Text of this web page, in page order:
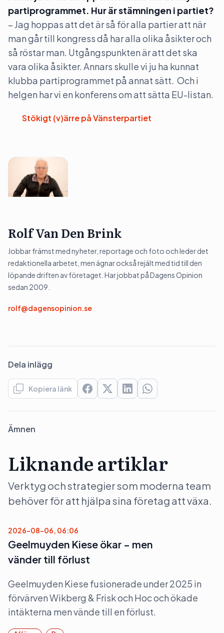
partiprogrammet. Hur är stämningen i partiet?
– Jag hoppas att det är så för alla partier att när
man går till kongress då har alla olika åsikter och
så röstar man. Utgångspunkten är att det ska
vara olika åsikter. Annars skulle vi ju ha kunnat
klubba partiprogrammet på annat sätt. Och i
helgen har vi en konferens om att sätta EU-listan.
Stökigt (v)ärre på Vänsterpartiet
Rolf Van Den Brink
Jobbar främst med nyheter, reportage och foto och leder det
redaktionella arbetet, men ägnar också rejält med tid till den
löpande driften av företaget. Har jobbat på Dagens Opinion
sedan 2009.
rolf@dagensopinion.se
Dela inlägg
Kopiera länk
Ämnen
Liknande artiklar
Verktyg och strategier som moderna team
behöver för att hjälpa sina företag att växa.
2026-08-06, 06:06
Geelmuyden Kiese ökar – men
vänder till förlust
Geelmuyden Kiese fusionerade under 2025 in
förvärven Wikberg & Frisk och Hoc och ökade
intäkterna men vände till en förlust.